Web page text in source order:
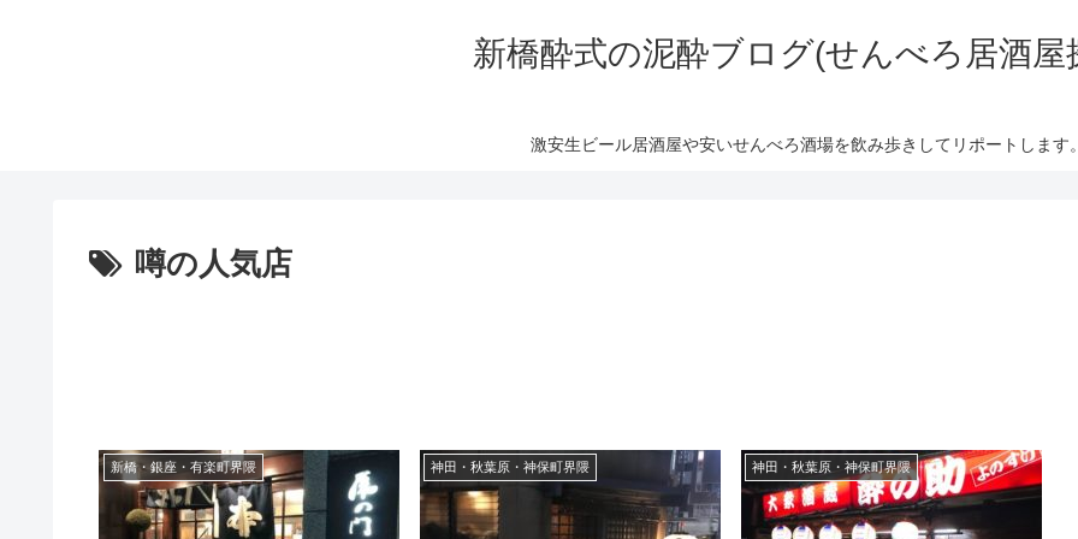
新橋酔式の泥酔ブログ(せんべろ居酒屋
激安生ビール居酒屋や安いせんべろ酒場を飲み歩きしてリポートします。
噂の人気店
新橋・銀座・有楽町界隈 神田・秋葉原・神保町界隈 神田・秋葉原・神保町界隈